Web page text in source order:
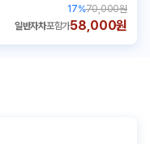
17%70,000원
일반자차포함가58,000원